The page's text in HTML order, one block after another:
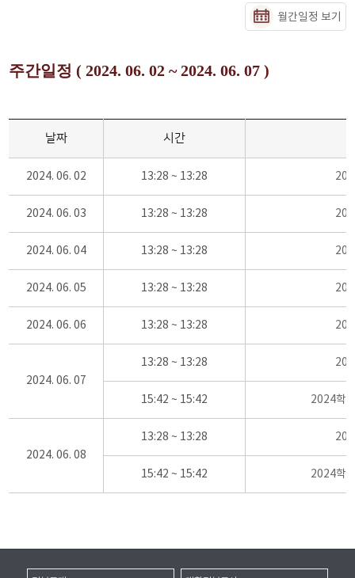
월간일정 보기
주간일정 ( 2024. 06. 02 ~ 2024. 06. 07 )
날짜 시간
2024. 06. 02 13:28 ~ 13:28
2024. 06. 03 13:28 ~ 13:28
2024. 06. 04 13:28 ~ 13:28
2024. 06. 05 13:28 ~ 13:28
2024. 06. 06 13:28 ~ 13:28
2024. 06. 07
13:28 ~ 13:28
15:42 ~ 15:42 2024학
2024. 06. 08
13:28 ~ 13:28
15:42 ~ 15:42 2024학